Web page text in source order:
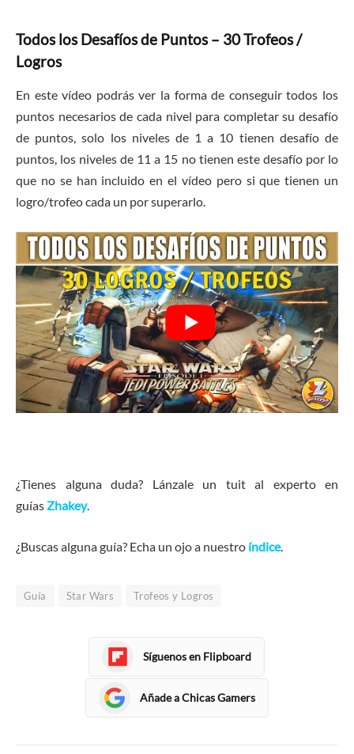
Todos los Desafíos de Puntos – 30 Trofeos /
Logros
En este vídeo podrás ver la forma de conseguir todos los
puntos necesarios de cada nivel para completar su desafío
de puntos, solo los niveles de 1 a 10 tienen desafío de
puntos, los niveles de 11 a 15 no tienen este desafío por lo
que no se han incluido en el vídeo pero si que tienen un
logro/trofeo cada un por superarlo.
¿Tienes alguna duda? Lánzale un tuit al experto en
guíasZhakey.
¿Buscas alguna guía? Echa un ojo a nuestro índice.
Guía Star Wars Trofeos y Logros
Síguenos en Flipboard
Añade a Chicas Gamers